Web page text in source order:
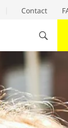
Contact